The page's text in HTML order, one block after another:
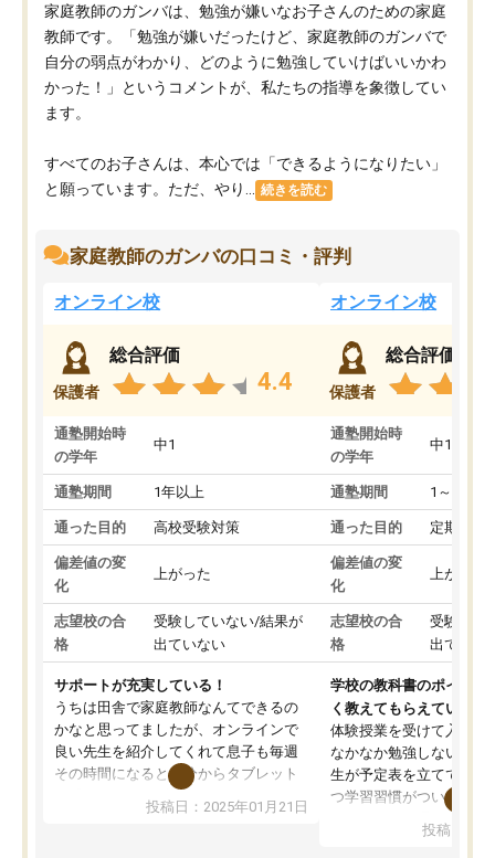
家庭教師のガンバは、勉強が嫌いなお子さんのための家庭
教師です。「勉強が嫌いだったけど、家庭教師のガンバで
自分の弱点がわかり、どのように勉強していけばいいかわ
かった！」というコメントが、私たちの指導を象徴してい
ます。
すべてのお子さんは、本心では「できるようになりたい」
と願っています。ただ、やり...
続きを読む
家庭教師のガンバの口コミ・評判
オンライン校
保護者
総合評価
4.4
通塾開始時
の学年
中1
通塾期間 1年以上
通った目的 高校受験対策
偏差値の変
化
上がった
志望校の合
格
受験していない/結果が
出ていない
サポートが充実している！
うちは田舎で家庭教師なんてできるの
かなと思ってましたが、オンラインで
良い先生を紹介してくれて息子も毎週
その時間になると自分からタブレット
を開いてzoomを繋げるようになりまし
た！5科目なんでもOKなのもとても気
投稿日：2025年01月21日
オンライン校
保護者
総合評価
通塾開始時
の学年
中1
通塾期間 1～3ヵ月
通った目的 定期テス
偏差値の変
化
上がった
志望校の合
格
受験して
出ていな
学校の教科書のポイント
く教えてもらえている
体験授業を受けて入塾し
なかなか勉強しない息子
生が予定表を立ててくれ
つ学習習慣がついてきま
指導が無い日も予定表
投稿日：